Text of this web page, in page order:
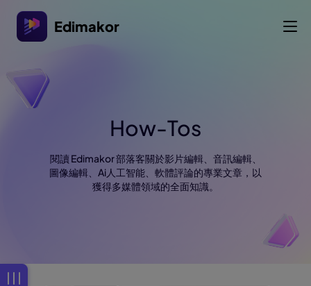
Edimakor
How-Tos
閱讀 Edimakor 部落客關於影片編輯、音訊編輯、
圖像編輯、Ai人工智能、軟體評論的專業文章，以
獲得多媒體領域的全面知識。